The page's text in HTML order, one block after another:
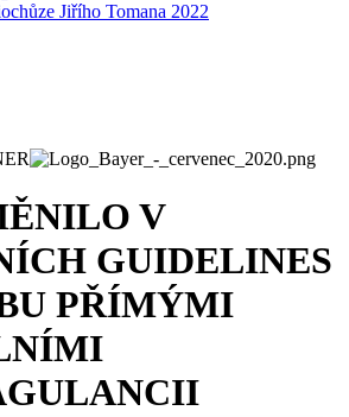
Jiřího Tomana 2022
V
GUIDELINES
PŘÍMÝMI